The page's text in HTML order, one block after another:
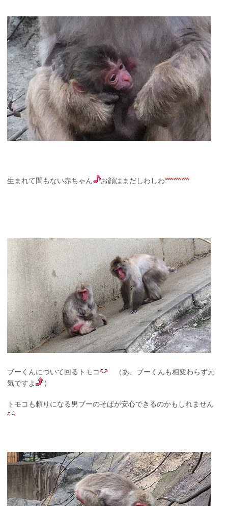
生まれて間もない赤ちゃん お顔はまだしわしわ
ブーくんについて回るトモコ
（あ、ブーくんも相変わらず元
気ですよ
）
トモコも頼りになる男ブーのそばが安心できるのかもしれません